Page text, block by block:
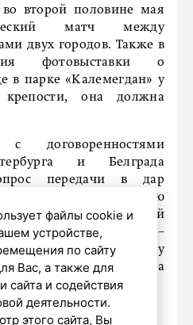
второй половине мая
матч между
двух городов. Также в
фотовыставки о
в парке «Калемегдан» у
она должна
договоренностями
и Белграда
передачи в дар
площадки, которую
в районе Новый
в Смольном. –
реализуется между
района
Нови-Сад».
файлы cookie и
устройстве,
по сайту
Вас, а также для
сайта и содействия
деятельности.
этого сайта, Вы